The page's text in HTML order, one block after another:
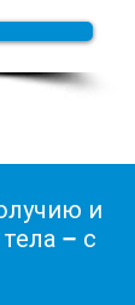
и
– с